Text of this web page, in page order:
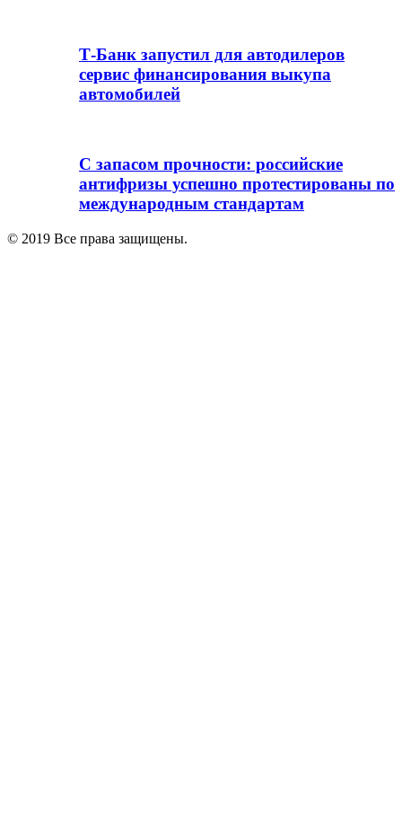
Т-Банк запустил для автодилеров
сервис финансирования выкупа
автомобилей
С запасом прочности: российские
антифризы успешно протестированы по
международным стандартам
© 2019 Все права защищены.